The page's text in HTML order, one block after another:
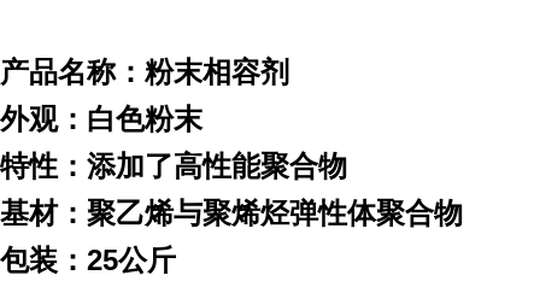
产品名称：粉末相容剂
外观：白色粉末
特性：添加了高性能聚合物
基材：聚乙烯与聚烯烃弹性体聚合物
包装：25公斤